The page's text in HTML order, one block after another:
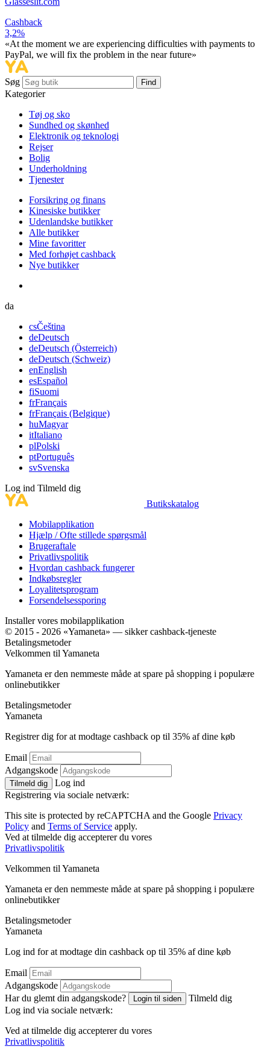
Cashback
3,2%
«At the moment we are experiencing difficulties with payments to
PayPal, we will fix the problem in the near future»
Søg Find
Kategorier
Tøj og sko
Sundhed og skønhed
Elektronik og teknologi
Rejser
Bolig
Underholdning
Tjenester
Forsikring og finans
Kinesiske butikker
Udenlandske butikker
Alle butikker
Mine favoritter
Med forhøjet cashback
Nye butikker
da
csČeština
deDeutsch
deDeutsch (Österreich)
deDeutsch (Schweiz)
enEnglish
esEspañol
fiSuomi
frFrançais
frFrançais (Belgique)
huMagyar
itItaliano
plPolski
ptPortuguês
svSvenska
Log ind Tilmeld dig
Butikskatalog
Mobilapplikation
Hjælp / Ofte stillede spørgsmål
Brugeraftale
Privatlivspolitik
Hvordan cashback fungerer
Indkøbsregler
Loyalitetsprogram
Forsendelsessporing
Installer vores mobilapplikation
© 2015 - 2026 «Yamaneta» — sikker cashback-tjeneste
Betalingsmetoder
Velkommen til Yamaneta
Yamaneta er den nemmeste måde at spare på shopping i populære
onlinebutikker
Betalingsmetoder
Yamaneta
Registrer dig for at modtage cashback op til 35% af dine køb
Email
Adgangskode
Tilmeld dig
Log ind
Registrering via sociale netværk:
This site is protected by reCAPTCHA and the Google Privacy
Policy and Terms of Service apply.
Ved at tilmelde dig accepterer du vores
Privatlivspolitik
Velkommen til Yamaneta
Yamaneta er den nemmeste måde at spare på shopping i populære
onlinebutikker
Betalingsmetoder
Yamaneta
Log ind for at modtage din cashback op til 35% af dine køb
Email
Adgangskode
Har du glemt din adgangskode?
Login til siden
Tilmeld dig
Log ind via sociale netværk:
Ved at tilmelde dig accepterer du vores
Privatlivspolitik